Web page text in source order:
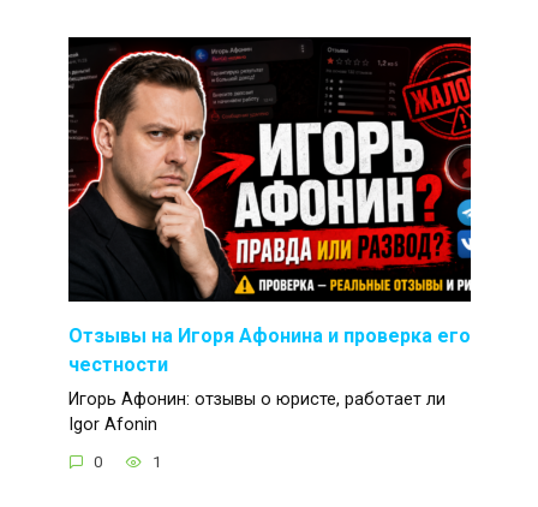
Отзывы на Игоря Афонина и проверка его
честности
Игорь Афонин: отзывы о юристе, работает ли
Igor Afonin
0 1